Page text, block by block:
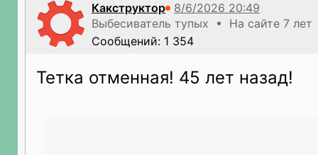
Какструктор
Выбесиватель тупых • На сайте 7 лет
Сообщений: 1 354
Тетка отменная! 45 лет назад!